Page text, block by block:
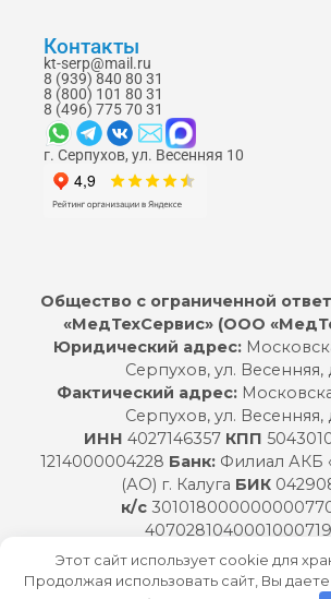
Контакты
kt-serp@mail.ru
8 (939) 840 80 31
8 (800) 101 80 31
8 (496) 775 70 31
г. Серпухов, ул. Весенняя 10
Общество с ограниченной
«МедТехСервис» (ООО
Юридический адрес:
Серпухов, ул. Весенняя,
Фактический адрес:
Серпухов, ул. Весенняя,
ИНН 4027146357 КПП
1214000004228 Банк: Филиал АКБ
(АО) г. Калуга БИК
к/с
Директор:Фондуракин Артур
Этот сайт использует cookie для
Продолжая использовать сайт, Вы